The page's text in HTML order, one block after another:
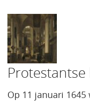
Op 11 januari